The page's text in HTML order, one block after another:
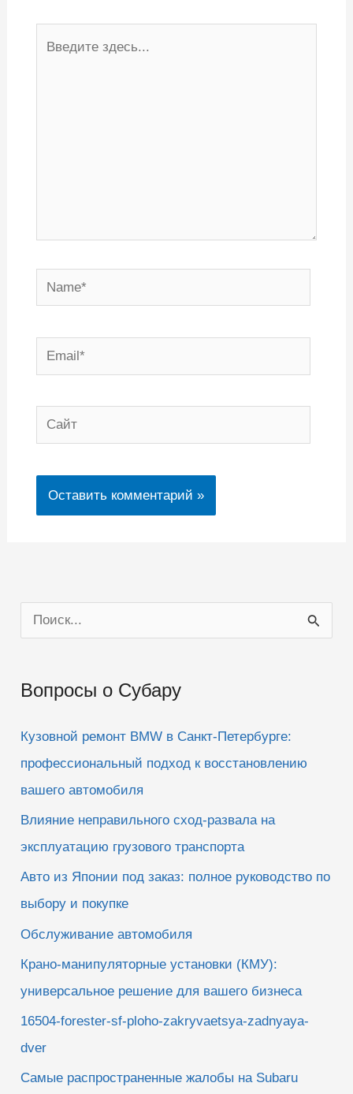
Name*
Email*
Сайт
о
с
Вопросы о Субару
Кузовной ремонт BMW в Санкт-Петербурге:
профессиональный подход к восстановлению
вашего автомобиля
Влияние неправильного сход-развала на
эксплуатацию грузового транспорта
Авто из Японии под заказ: полное руководство по
выбору и покупке
Обслуживание автомобиля
Крано-манипуляторные установки (КМУ):
универсальное решение для вашего бизнеса
16504-forester-sf-ploho-zakryvaetsya-zadnyaya-
dver
Самые распространенные жалобы на Subaru